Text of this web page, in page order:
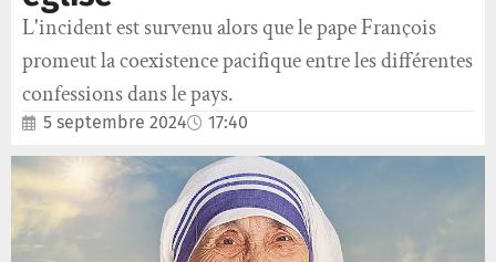
L'incident est survenu alors que le pape François
promeut la coexistence pacifique entre les différentes
confessions dans le pays.
5 septembre 2024 17:40